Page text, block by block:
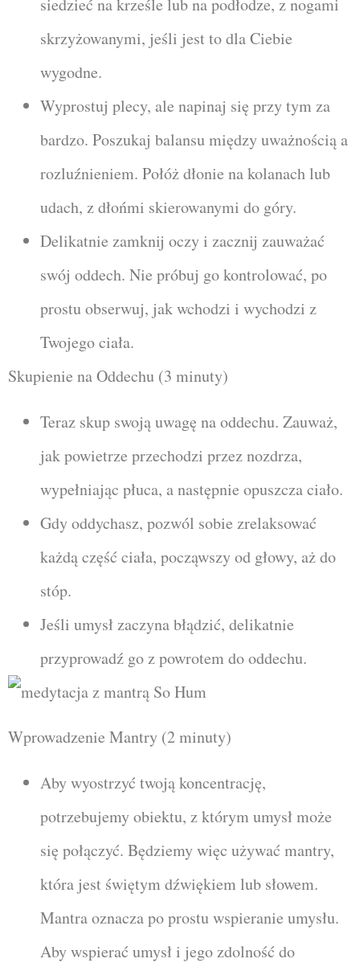
siedzieć na krześle lub na podłodze, z nogami
skrzyżowanymi, jeśli jest to dla Ciebie
wygodne.
Wyprostuj plecy, ale napinaj się przy tym za
bardzo. Poszukaj balansu między uważnością a
rozluźnieniem. Połóż dłonie na kolanach lub
udach, z dłońmi skierowanymi do góry.
Delikatnie zamknij oczy i zacznij zauważać
swój oddech. Nie próbuj go kontrolować, po
prostu obserwuj, jak wchodzi i wychodzi z
Twojego ciała.
Skupienie na Oddechu (3 minuty)
Teraz skup swoją uwagę na oddechu. Zauważ,
jak powietrze przechodzi przez nozdrza,
wypełniając płuca, a następnie opuszcza ciało.
Gdy oddychasz, pozwól sobie zrelaksować
każdą część ciała, począwszy od głowy, aż do
stóp.
Jeśli umysł zaczyna błądzić, delikatnie
przyprowadź go z powrotem do oddechu.
Wprowadzenie Mantry (2 minuty)
Aby wyostrzyć twoją koncentrację,
potrzebujemy obiektu, z którym umysł może
się połączyć. Będziemy więc używać mantry,
która jest świętym dźwiękiem lub słowem.
Mantra oznacza po prostu wspieranie umysłu.
Aby wspierać umysł i jego zdolność do